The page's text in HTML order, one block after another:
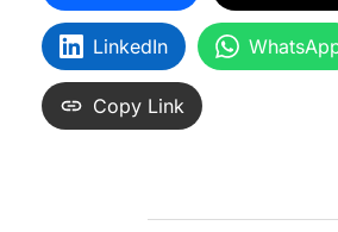
LinkedIn
Copy Link